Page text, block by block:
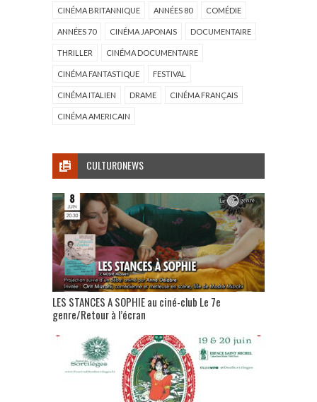
CINÉMA BRITANNIQUE ANNÉES 80 COMÉDIE
ANNÉES 70 CINÉMA JAPONAIS DOCUMENTAIRE
THRILLER CINÉMA DOCUMENTAIRE
CINÉMA FANTASTIQUE FESTIVAL
CINÉMA ITALIEN DRAME CINÉMA FRANÇAIS
CINÉMA AMERICAIN
CULTURONEWS
LES STANCES A SOPHIE au ciné-club Le 7e
genre/Retour à l’écran